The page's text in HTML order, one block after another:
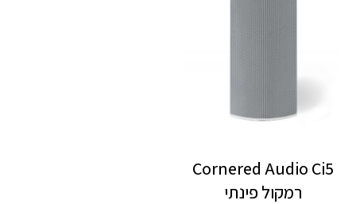
Cornered Audio Ci5
רמקול פינתי